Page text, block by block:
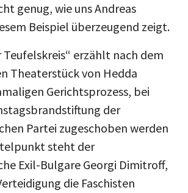
genug, wie uns Andreas
Beispiel überzeugend zeigt.
Teufelskreis“ erzählt nach dem
Theaterstück von Hedda
Gerichtsprozess, bei
der
Partei zugeschoben werden
steht der
Exil-Bulgare Georgi Dimitroff,
die Faschisten